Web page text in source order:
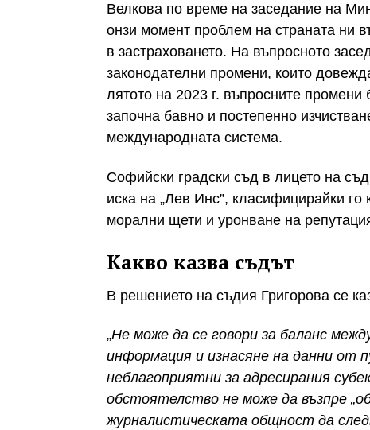
Велкова по време на заседание на
онзи момент проблем на страната ни
в застраховането. На въпросното
законодателни промени, които
лятото на 2023 г. въпросните
започна бавно и постепенно
международната система.
Софийски градски съд в лицето на
иска на „Лев Инс”, класифицирайки
морални щети и уронване на
Какво казва съдът
В решението на съдия Григорова се
„Не може да се говори за баланс
информация и изнасяне на данни от
неблагоприятни за адресирания
обстоятелство не може да възпре „
журналистическата общност да